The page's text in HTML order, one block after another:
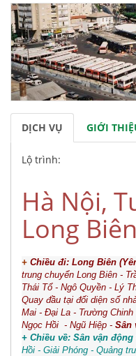
DỊCH VỤ GIỚI
Lộ trình:
Hà Nội,
Long
+ Chiều đi: Long Biên
trung chuyển Long Biên -
Thái Tổ - Ngô Quyền - Lý
Quay đầu tại đối diện số
Mai - Đại La - Trường
Ngọc Hồi - Ngũ Hiệp - Sân
+ Chiều về: Sân vận
Hồi - Giải Phóng - Quảng